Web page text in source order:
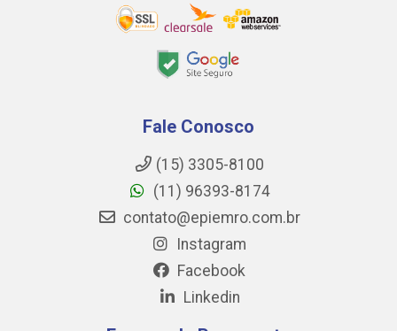
Fale Conosco
(15) 3305-8100
(11) 96393-8174
contato@epiemro.com.br
Instagram
Facebook
Linkedin